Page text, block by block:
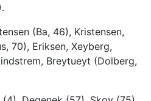
(Ba, 46), Kristensen,
70), Eriksen, Xeyberg,
Breytueyt (Dolberg,